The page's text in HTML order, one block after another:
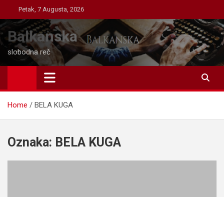
to
content
Petak, 7 Augusta, 2026
Balkanska
slobodna reč
Home BELA KUGA
Oznaka: BELA KUGA